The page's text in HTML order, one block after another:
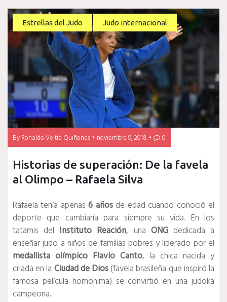
ByRonaldo Veitía Quiñones noviembre 9, 2018 0
Estrellas del Judo Judo internacional
Historias de superación: De la favela
al Olimpo – Rafaela Silva
Rafaela tenía apenas6 añosde edad cuando conoció el
deporte que cambiaría para siempre su vida. En los
tatamis del Instituto Reación, una ONGdedicada a
enseñar judo a niños de familias pobres y liderado por el
medallista olímpico Flavio Canto, la chica nacida y
criada en la Ciudad de Dios(favela brasileña que inspiró la
famosa película homónima) se convirtió en una judoka
campeona.